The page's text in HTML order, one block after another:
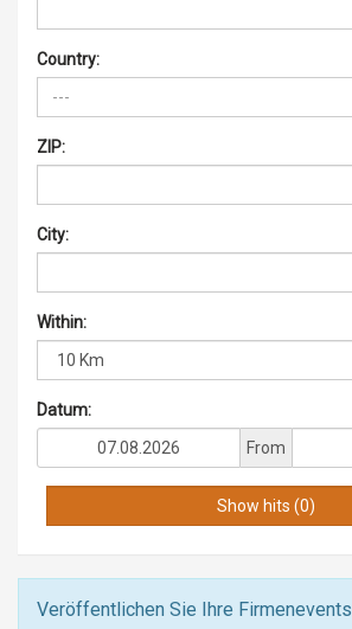
Country:
---
ZIP:
City:
Within:
Datum:
From
Veröffentlichen Sie Ihre Firmenevents